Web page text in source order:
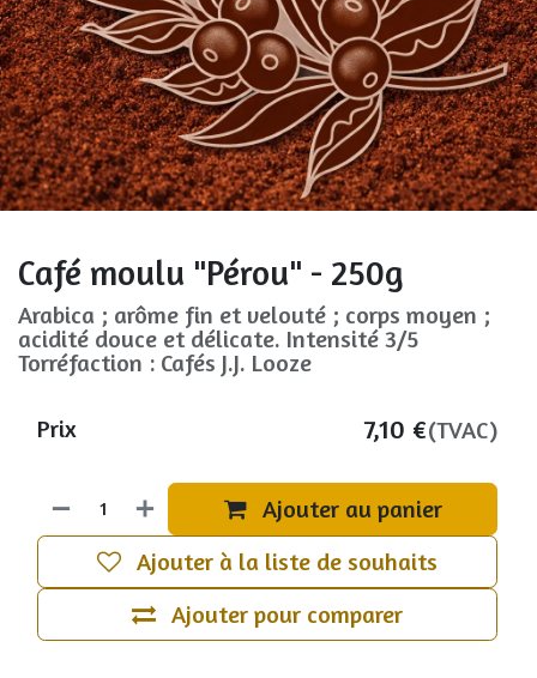
Café moulu "Pérou" - 250g
Arabica ; arôme fin et velouté ; corps moyen ;
acidité douce et délicate. Intensité 3/5
Torréfaction : Cafés J.J. Looze
Ajouter au panier
Ajouter pour comparer
Ajouter à la liste de souhaits
Prix 7,10 €(TVAC)